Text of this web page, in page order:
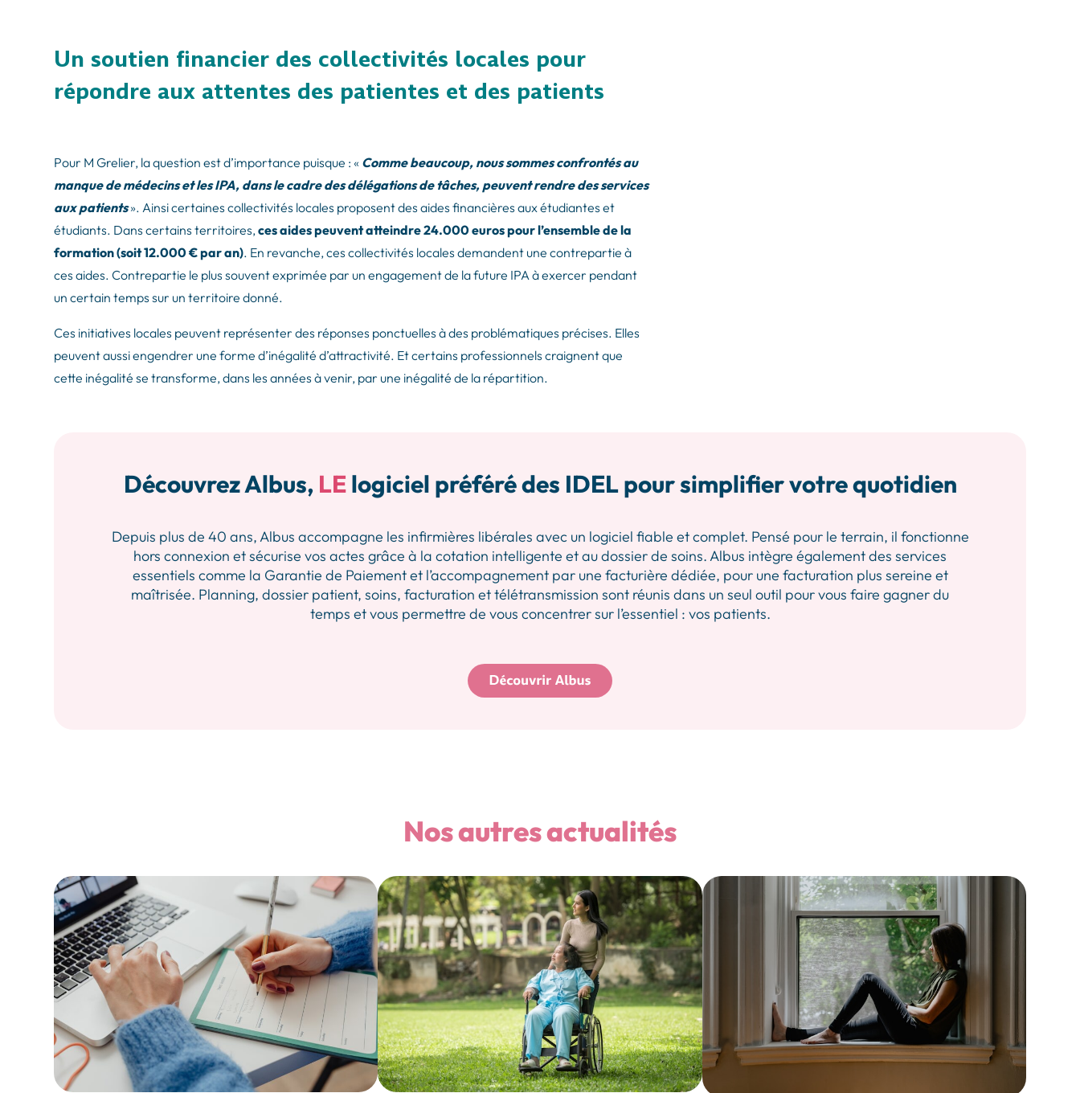
Un soutien financier des collectivités locales pour
répondre aux attentes des patientes et des patients
Pour M Grelier, la question est d’importance puisque : « Comme beaucoup, nous sommes confrontés au
manque de médecins et les IPA, dans le cadre des délégations de tâches, peuvent rendre des services
aux patients». Ainsi certaines collectivités locales proposent des aides financières aux étudiantes et
étudiants. Dans certains territoires,ces aides peuvent atteindre 24.000 euros pour l’ensemble de la
formation (soit 12.000 € par an). En revanche, ces collectivités locales demandent une contrepartie à
ces aides. Contrepartie le plus souvent exprimée par un engagement de la future IPA à exercer pendant
un certain temps sur un territoire donné.
Ces initiatives locales peuvent représenter des réponses ponctuelles à des problématiques précises. Elles
peuvent aussi engendrer une forme d’inégalité d’attractivité. Et certains professionnels craignent que
cette inégalité se transforme, dans les années à venir, par une inégalité de la répartition.
Découvrez Albus, LElogiciel préféré des IDEL pour simplifier votre quotidien
Depuis plus de 40 ans, Albus accompagne les infirmières libérales avec un logiciel fiable et complet. Pensé pour le terrain, il fonctionne
hors connexion et sécurise vos actes grâce à la cotation intelligente et au dossier de soins. Albus intègre également des services
essentiels comme la Garantie de Paiement et l’accompagnement par une facturière dédiée, pour une facturation plus sereine et
maîtrisée. Planning, dossier patient, soins, facturation et télétransmission sont réunis dans un seul outil pour vous faire gagner du
temps et vous permettre de vous concentrer sur l’essentiel : vos patients.
Nos autres actualités